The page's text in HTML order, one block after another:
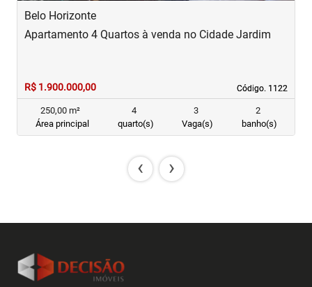
Belo Horizonte
Código. 1122
Código. 1122
Apartamento 4 Quartos à venda no Cidade Jardim
R$ 1.900.000,00
250,00 m²
Área principal
4
quarto(s)
3
Vaga(s)
2
banho(s)
‹ ›